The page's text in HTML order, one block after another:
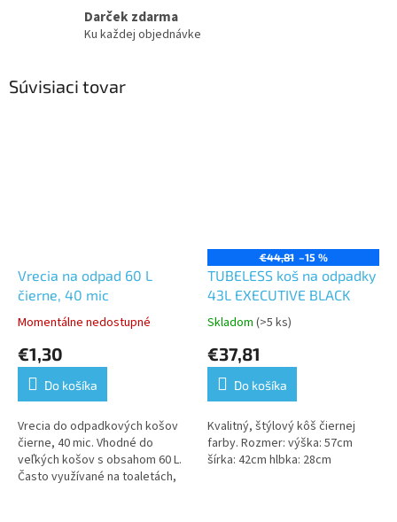
Darček zdarma
Ku každej objednávke
Súvisiaci tovar
Vrecia na odpad 60 L
čierne, 40 mic
Priemerné
produktu
5,0
5
hviezdičiek.
Momentálne nedostupné
€1,30
Do košíka
Vrecia do odpadkových košov
čierne, 40 mic. Vhodné do
veľkých košov s obsahom 60 L.
Často využívané na toaletách,
€44,81 –15 %
TUBELESS koš na odpadky
43L EXECUTIVE BLACK
Priemerné
produktu
5,0
5
hviezdičiek.
Skladom (>5 ks)
€37,81
Do košíka
Kvalitný, štýlový kôš čiernej
farby. Rozmer: výška: 57cm
šírka: 42cm hlbka: 28cm